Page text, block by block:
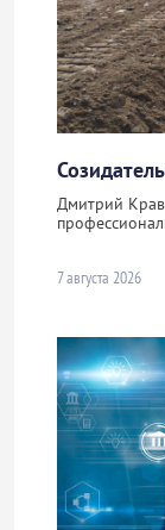
Дмитрий
7 августа 2026